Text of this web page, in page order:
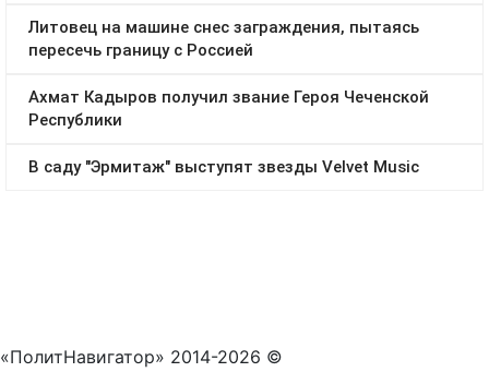
«ПолитНавигатор» 2014-2026 ©